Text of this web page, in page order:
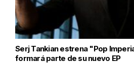
Serj Tankian estrena "Pop
formará parte de su nuevo EP